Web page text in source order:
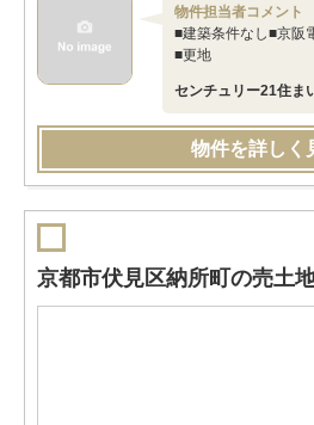
物件担当者コメント
■建築条件なし■京阪
■更地
センチュリー21住ま
物件を詳しく
京都市伏見区納所町の売土